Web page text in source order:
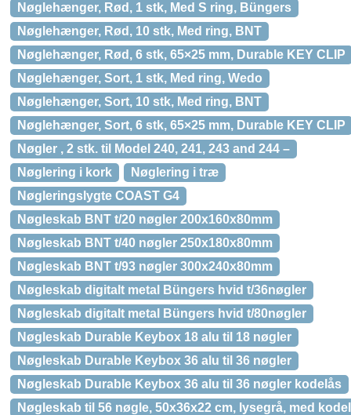
Nøglehænger, Rød, 1 stk, Med S ring, Büngers
Nøglehænger, Rød, 10 stk, Med ring, BNT
Nøglehænger, Rød, 6 stk, 65×25 mm, Durable KEY CLIP
Nøglehænger, Sort, 1 stk, Med ring, Wedo
Nøglehænger, Sort, 10 stk, Med ring, BNT
Nøglehænger, Sort, 6 stk, 65×25 mm, Durable KEY CLIP
Nøgler , 2 stk. til Model 240, 241, 243 and 244 –
Nøglering i kork
Nøglering i træ
Nøgleringslygte COAST G4
Nøgleskab BNT t/20 nøgler 200x160x80mm
Nøgleskab BNT t/40 nøgler 250x180x80mm
Nøgleskab BNT t/93 nøgler 300x240x80mm
Nøgleskab digitalt metal Büngers hvid t/36nøgler
Nøgleskab digitalt metal Büngers hvid t/80nøgler
Nøgleskab Durable Keybox 18 alu til 18 nøgler
Nøgleskab Durable Keybox 36 alu til 36 nøgler
Nøgleskab Durable Keybox 36 alu til 36 nøgler kodelås
Nøgleskab til 56 nøgle, 50x36x22 cm, lysegrå, med